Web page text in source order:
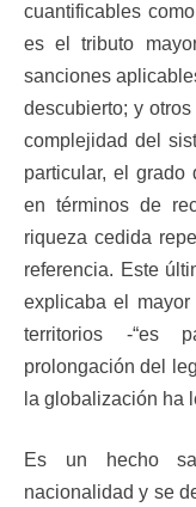
cuantificables
es el tributo
sanciones
descubierto; y
complejidad del
particular, el
en términos de
riqueza cedida
referencia. Este
explicaba el mayor
territorios -“es
prolongación del
la globalización ha
Es un hecho
nacionalidad y se